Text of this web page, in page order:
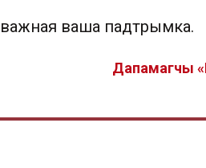
важная ваша падтрымка.
Дапамагчы